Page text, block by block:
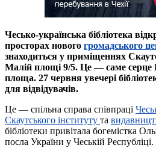
Чесько-українська бібліотека
просторах нового громадського
знаходиться у приміщеннях
Малій площі 9/5. Це — саме серце
площа. 27 червня увечері
для відвідувачів.
Це — спільна справа співпраці
Скаутського інституту та
бібліотеки привітала богемістка
посла України у Чеській